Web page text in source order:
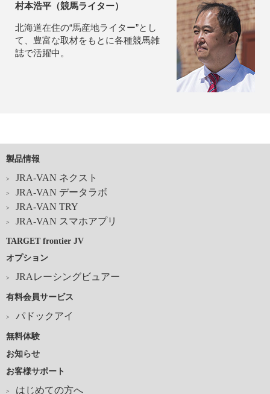
村本浩平（競馬ライター）
北海道在住の“馬産地ライター”とし
て、豊富な取材をもとに各種競馬雑
誌で活躍中。
製品情報
JRA-VAN ネクスト
JRA-VAN データラボ
JRA-VAN TRY
JRA-VAN スマホアプリ
TARGET frontier JV
オプション
JRAレーシングビュアー
有料会員サービス
パドックアイ
無料体験
お知らせ
お客様サポート
はじめての方へ